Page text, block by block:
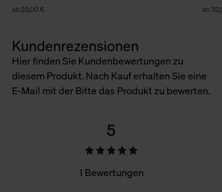
ab 28,00 € ab
Kundenrezensionen
Hier finden Sie Kundenbewertungen zu
diesem Produkt. Nach Kauf erhalten Sie eine
E-Mail mit der Bitte das Produkt zu bewerten.
5
1 Bewertungen